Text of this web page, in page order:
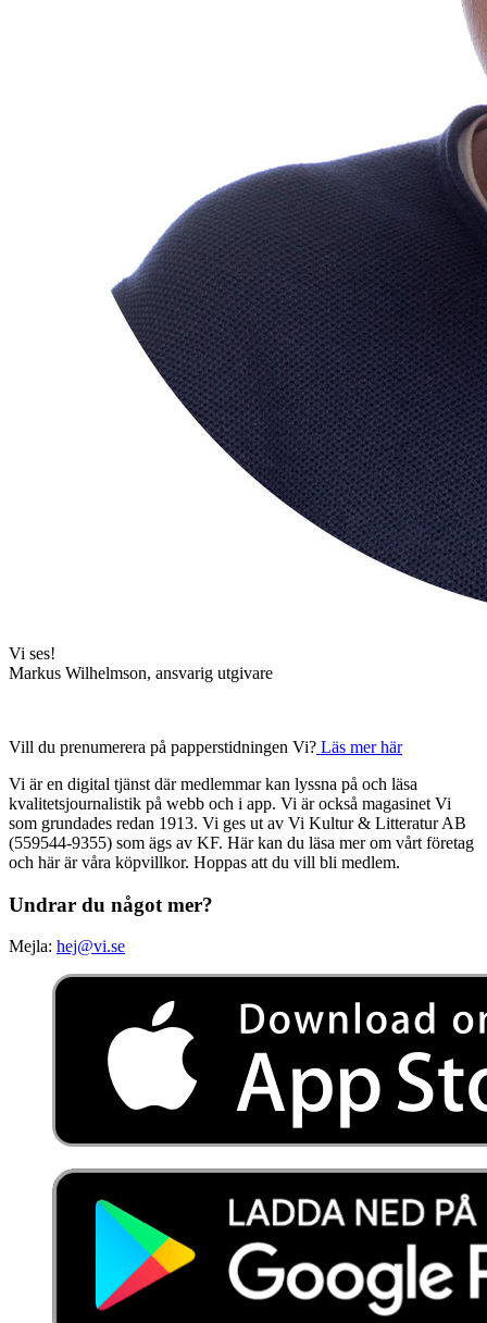
Vi ses!
Markus Wilhelmson, ansvarig utgivare
Vill du prenumerera på papperstidningen Vi? Läs mer här
Vi är en digital tjänst där medlemmar kan lyssna på och läsa
kvalitetsjournalistik på webb och i app. Vi är också magasinet Vi
som grundades redan 1913. Vi ges ut av Vi Kultur & Litteratur AB
(559544-9355) som ägs av KF. Här kan du läsa mer om vårt företag
och här är våra köpvillkor. Hoppas att du vill bli medlem.
Undrar du något mer?
Mejla: hej@vi.se